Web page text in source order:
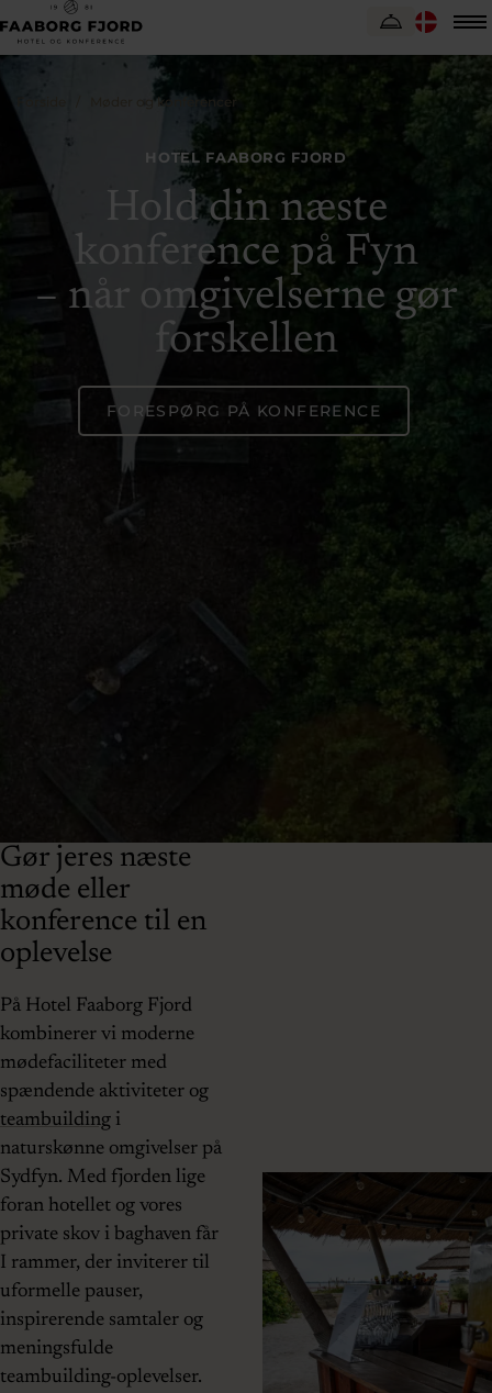
Møder og konferencer
HOTEL FAABORG FJORD
Hold din næste
konference på Fyn
– når omgivelserne gør
forskellen
FORESPØRG PÅ KONFERENCE
Gør jeres næste
møde eller
konference til en
oplevelse
På Hotel Faaborg Fjord
kombinerer vi moderne
mødefaciliteter med
spændende aktiviteter og
teambuilding i
naturskønne omgivelser på
Sydfyn. Med fjorden lige
foran hotellet og vores
private skov i baghaven får
I rammer, der inviterer til
uformelle pauser,
inspirerende samtaler og
meningsfulde
teambuilding-oplevelser.